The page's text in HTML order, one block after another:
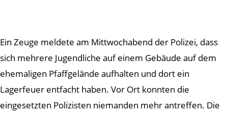
Ein Zeuge meldete am Mittwochabend der Polizei, dass
sich mehrere Jugendliche auf einem Gebäude auf dem
ehemaligen Pfaffgelände aufhalten und dort ein
Lagerfeuer entfacht haben. Vor Ort konnten die
eingesetzten Polizisten niemanden mehr antreffen. Die